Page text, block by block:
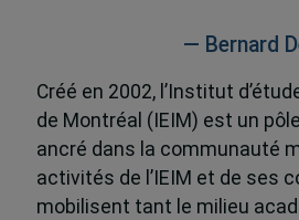
— Bernard
Créé en 2002, l’Institut
de Montréal (IEIM) est un
ancré dans la communauté
activités de l’IEIM et de ses
mobilisent tant le milieu